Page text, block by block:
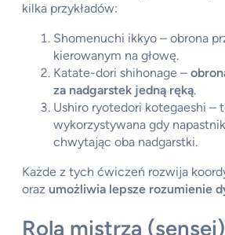
kilka przykładów:
Shomenuchi ikkyo – obrona
kierowanym na głowę.
Katate-dori shihonage –
za nadgarstek jedną ręką.
Ushiro ryotedori kotegaeshi –
wykorzystywana gdy
chwytając oba nadgarstki.
Każde z tych ćwiczeń rozwija
oraz umożliwia lepsze rozumienie
Rola mistrza